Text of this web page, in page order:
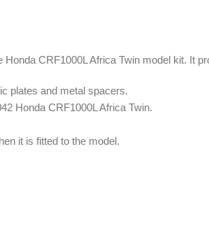
CRF1000L Africa Twin model kit. It
plates and metal spacers.
Honda CRF1000L Africa Twin.
it is fitted to the model.